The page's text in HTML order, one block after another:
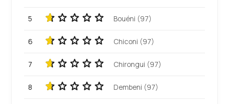
5 Bouéni (97)
6 Chiconi (97)
7 Chirongui (97)
8 Dembeni (97)